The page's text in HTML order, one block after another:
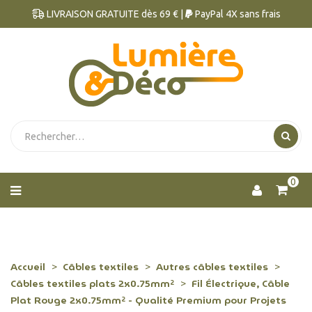
LIVRAISON GRATUITE dès 69 € | PayPal 4X sans frais
0
Accueil Câbles textiles
Autres câbles textiles
Câbles textiles plats 2x0.75mm²
Fil Électrique, Câble
Plat Rouge 2x0.75mm² - Qualité Premium pour Projets